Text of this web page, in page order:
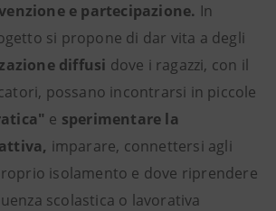
e partecipazione. In
si propone di dar vita a degli
diffusi dove i ragazzi, con il
possano incontrarsi in piccole
e sperimentare la
imparare, connettersi agli
isolamento e dove riprendere
scolastica o lavorativa